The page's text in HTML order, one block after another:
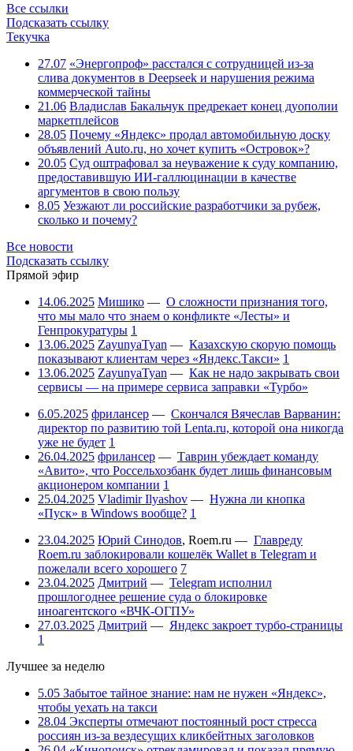
Все ссылки
Подсказать ссылку
Текучка
27.07 «Энергопроф» расстался с сотрудницей из-за
слива документов в Deepseek и нарушения режима
коммерческой тайны
21.06 Владислав Бакальчук предрекает конец дуополии
маркетплейсов
28.05 Почему «Яндекс» продал автомобильную доску
объявлений Auto.ru, но хочет купить «Островок»?
20.05 Суд оштрафовал за неуважение к суду компанию,
предоставившую ИИ-галлюцинации в качестве
аргументов в свою пользу
8.05 Уезжают ли российские разработчики за рубеж,
сколько и почему?
Все новости
Подсказать ссылку
Прямой эфир
14.06.2025 Мишико — О сложности признания того,
что мы мало что знаем о конфликте «Лесты» и
Генпрокуратуры 1
13.06.2025 ZayunyaTyan — Казахскую скорую помощь
показывают клиентам через «Яндекс.Такси» 1
13.06.2025 ZayunyaTyan — Как не надо закрывать свои
сервисы — на примере сервиса заправки «Турбо»
6.05.2025 фрилансер — Скончался Вячеслав Варванин:
директор по развитию той Lenta.ru, которой она никогда
уже не будет 1
26.04.2025 фрилансер — Таврин убеждает команду
«Авито», что Россельхозбанк будет лишь финансовым
акционером компании 1
25.04.2025 Vladimir Ilyashov — Нужна ли кнопка
«Пуск» в Windows вообще? 1
23.04.2025 Юрий Синодов, Roem.ru — Главреду
Roem.ru заблокировали кошелёк Wallet в Telegram и
пожелали всего хорошего 7
23.04.2025 Дмитрий — Telegram исполнил
прошлогоднее решение суда о блокировке
иноагентского «ВЧК-ОГПУ»
27.03.2025 Дмитрий — Яндекс закроет турбо-страницы
1
Лучшее за неделю
5.05 Забытое тайное знание: нам не нужен «Яндекс»,
чтобы уехать на такси
28.04 Эксперты отмечают постоянный рост стресса
россиян из-за вездесущих кликбейтных заголовков